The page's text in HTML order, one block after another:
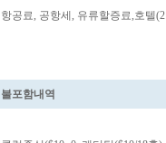
항공료, 공항세, 유류할증료,호텔
불포함내역